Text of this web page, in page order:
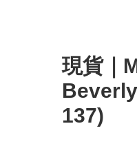
現貨｜
137)